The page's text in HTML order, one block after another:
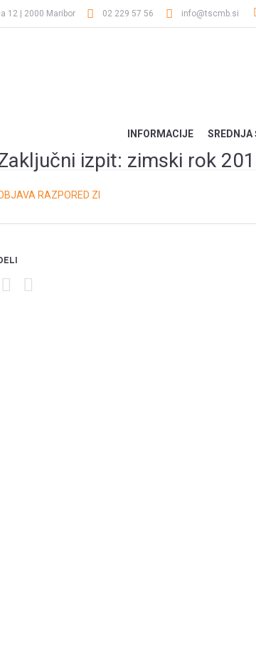
12 | 2000 Maribor 02 229 57 56 info@tscmb.si
INFORMACIJE SREDNJA
izpit: zimski rok
RAZPORED ZI